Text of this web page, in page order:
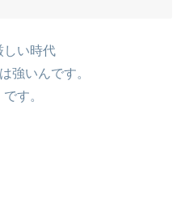
しい時代
強いんです。
す。